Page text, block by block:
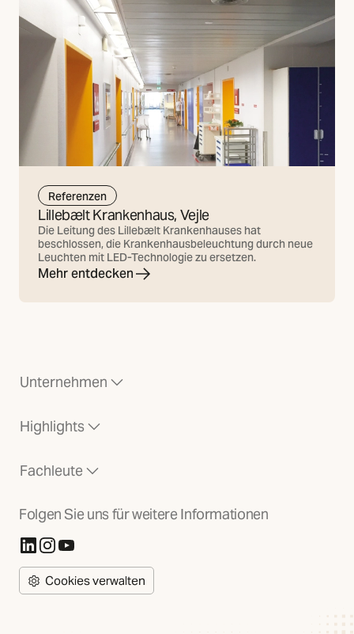
Referenzen
Lillebælt Krankenhaus, Vejle
Die Leitung des Lillebælt Krankenhauses hat
beschlossen, die Krankenhausbeleuchtung durch neue
Leuchten mit LED-Technologie zu ersetzen.
Mehr entdecken
Unternehmen
Highlights
Fachleute
Folgen Sie uns für weitere Informationen
(Öffnet in neuer Registerkarte)
(Öffnet in neuer Registerkarte)
(Öffnet in neuer Registerkarte)
Cookies verwalten